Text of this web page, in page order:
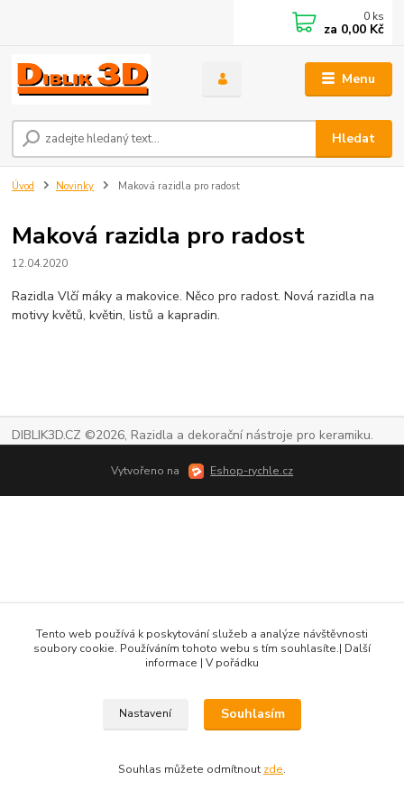
Menu
Hledat
0 ks
za 0,00 Kč
Úvod Novinky Maková razidla pro radost
Maková razidla pro radost
12.04.2020
Razidla Vlčí máky a makovice. Něco pro radost. Nová razidla na
motivy květů, květin, listů a kapradin.
DIBLIK3D.CZ ©2026, Razidla a dekorační nástroje pro keramiku.
Vytvořeno na Eshop-rychle.cz
Tento web používá k poskytování služeb a analýze návštěvnosti
soubory cookie. Používáním tohoto webu s tím souhlasíte.| Další
informace | V pořádku
Nastavení Souhlasím
Souhlas můžete odmítnout zde.